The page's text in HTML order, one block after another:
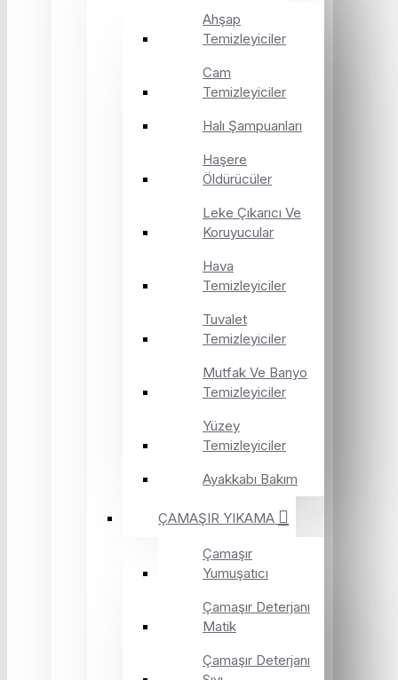
Ahşap
Temizleyiciler
Cam
Temizleyiciler
Halı Şampuanları
Haşere
Öldürücüler
Leke Çıkarıcı Ve
Koruyucular
Hava
Temizleyiciler
Tuvalet
Temizleyiciler
Mutfak Ve Banyo
Temizleyiciler
Yüzey
Temizleyiciler
Ayakkabı Bakım
ÇAMAŞIR YIKAMA
Çamaşır
Yumuşatıcı
Çamaşır Deterjanı
Matik
Çamaşır Deterjanı